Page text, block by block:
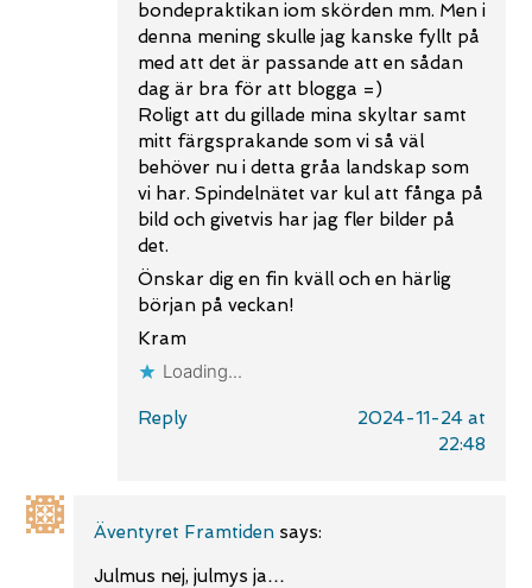
bondepraktikan iom skörden mm. Men i
denna mening skulle jag kanske fyllt på
med att det är passande att en sådan
dag är bra för att blogga =)
Roligt att du gillade mina skyltar samt
mitt färgsprakande som vi så väl
behöver nu i detta gråa landskap som
vi har. Spindelnätet var kul att fånga på
bild och givetvis har jag fler bilder på
det.
Önskar dig en fin kväll och en härlig
början på veckan!
Kram
Loading...
Reply
2024-11-24 at
22:48
Äventyret Framtiden says:
Julmus nej, julmys ja…